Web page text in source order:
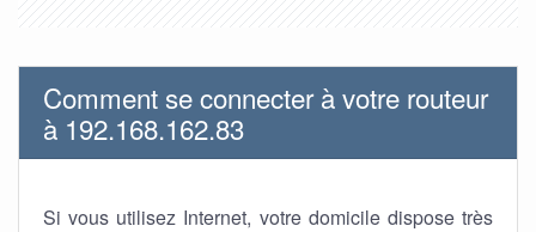
Comment se connecter à votre routeur
à 192.168.162.83
Si vous utilisez Internet, votre domicile dispose très